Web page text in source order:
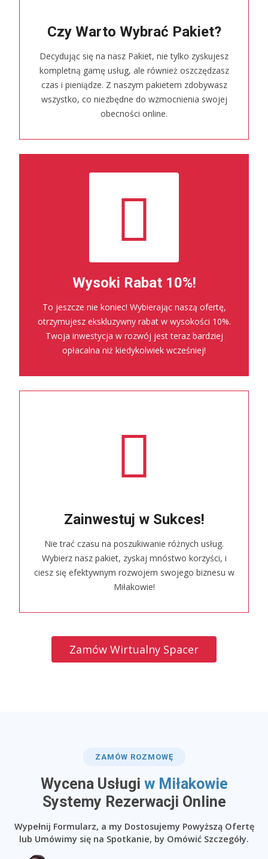
Czy Warto Wybrać Pakiet?
Decydując się na nasz Pakiet, nie tylko zyskujesz
kompletną gamę usług, ale również oszczędzasz
czas i pieniądze. Z naszym pakietem zdobywasz
wszystko, co niezbędne do wzmocnienia swojej
obecności online.
Wysoki Rabat 10%!
To jeszcze nie koniec! Wybierając naszą ofertę,
otrzymujesz ekskluzywny rabat w wysokości 10%.
Twoja inwestycja w rozwój jest teraz bardziej
opłacalna niż kiedykolwiek wcześniej!
Zainwestuj w Sukces!
Nie trać czasu na poszukiwanie różnych usług.
Wybierz nasz pakiet, zyskaj mnóstwo korzyści, i
ciesz się efektywnym rozwojem swojego biznesu w
Miłakowie!
Zamów Wirtualny Spacer
ZAMÓW ROZMOWĘ
Wycena Usługi w Miłakowie
​Systemy Rezerwacji Online
Wypełnij Formularz, a my Dostosujemy Powyższą Ofertę
lub Umówimy się na Spotkanie, by Omówić Szczegóły.